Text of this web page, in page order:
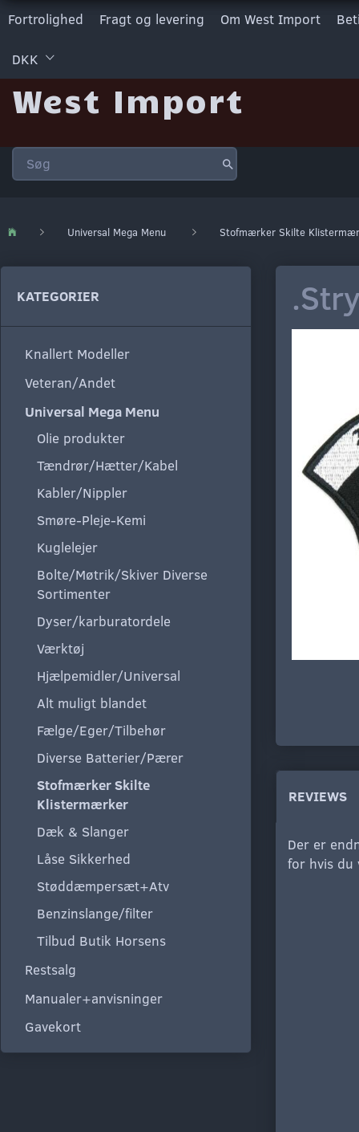
Fortrolighed Fragt og levering Om West Import
DKK
West Import
Universal Mega Menu Stofmærker Skilte
KATEGORIER
Knallert Modeller
Veteran/Andet
Universal Mega Menu
Olie produkter
Tændrør/Hætter/Kabel
Kabler/Nippler
Smøre-Pleje-Kemi
Kuglelejer
Bolte/Møtrik/Skiver Diverse
Sortimenter
Dyser/karburatordele
Værktøj
Hjælpemidler/Universal
Alt muligt blandet
Fælge/Eger/Tilbehør
Diverse Batterier/Pærer
Stofmærker Skilte
Klistermærker
Dæk & Slanger
Låse Sikkerhed
Støddæmpersæt+Atv
Benzinslange/filter
Tilbud Butik Horsens
Restsalg
Manualer+anvisninger
Gavekort
REVIEWS
Der er
for hvis du